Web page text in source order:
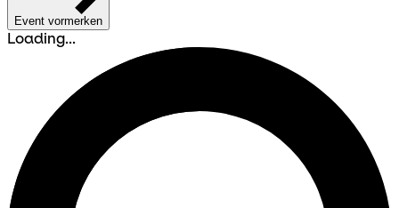
Event vormerken
Loading...